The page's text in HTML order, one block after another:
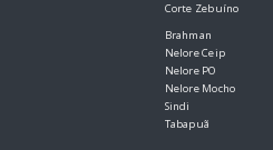
Corte Zebuíno
Brahman
Nelore Ceip
Nelore PO
Nelore Mocho
Sindi
Tabapuã